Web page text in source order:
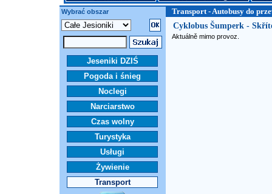
Wybrać obszar
Transport - Autobusy do
Jeseniki DZIŚ
Pogoda i śnieg
Noclegi
Narciarstwo
Czas wolny
Turystyka
Usługi
Żywienie
Transport
Cyklobus Šumperk -
Aktuálně mimo provoz.